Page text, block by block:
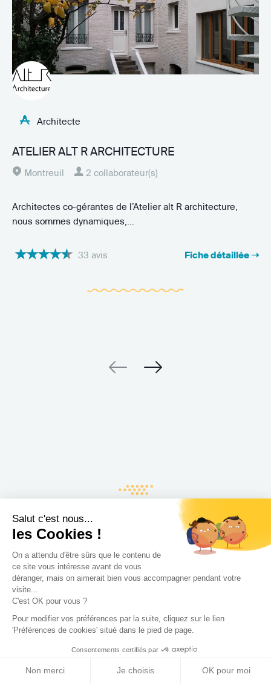
Salut c'est nous...
les Cookies !
On a attendu d'être sûrs que le contenu de
ce site vous intéresse avant de vous
déranger, mais on aimerait bien vous accompagner pendant votre
visite...
C'est OK pour vous ?
Pour modifier vos préférences par la suite, cliquez sur le lien
'Préférences de cookies' situé dans le pied de page.
Consentements certifiés par
Non merci Je choisis OK pour moi
Architecte
ATELIER ALT R ARCHITECTURE
Montreuil 2 collaborateur(s)
Architectes co-gérantes de l’Atelier alt R architecture,
nous sommes dynamiques,...
33 avis Fiche détaillée ➝
Discutez de votre projet en
tête à tête avec nos
architectes
Paris
Bordeaux